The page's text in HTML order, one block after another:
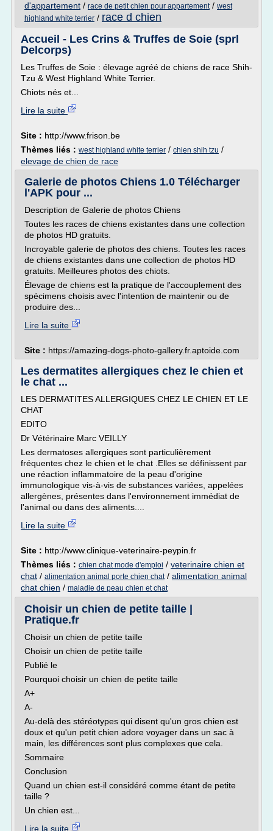
d'appartement / race de petit chien pour appartement/ west
highland white terrier / race d chien
Accueil - Les Crins & Truffes de Soie (sprl
Delcorps)
Les Truffes de Soie : élevage agréé de chiens de race Shih-
Tzu & West Highland White Terrier.
Chiots nés et...
Lire la suite
Site : http://www.frison.be
Thèmes liés : west highland white terrier / chien shih tzu /
elevage de chien de race
Galerie de photos Chiens 1.0 Télécharger
l'APK pour ...
Description de Galerie de photos Chiens
Toutes les races de chiens existantes dans une collection
de photos HD gratuits.
Incroyable galerie de photos des chiens. Toutes les races
de chiens existantes dans une collection de photos HD
gratuits. Meilleures photos des chiots.
Élevage de chiens est la pratique de l'accouplement des
spécimens choisis avec l'intention de maintenir ou de
produire des...
Lire la suite
Site : https://amazing-dogs-photo-gallery.fr.aptoide.com
Les dermatites allergiques chez le chien et
le chat ...
LES DERMATITES ALLERGIQUES CHEZ LE CHIEN ET LE
CHAT
EDITO
Dr Vétérinaire Marc VEILLY
Les dermatoses allergiques sont particulièrement
fréquentes chez le chien et le chat .Elles se définissent par
une réaction inflammatoire de la peau d'origine
immunologique vis-à-vis de substances variées, appelées
allergènes, présentes dans l'environnement immédiat de
l'animal ou dans des aliments....
Lire la suite
Site : http://www.clinique-veterinaire-peypin.fr
Thèmes liés : chien chat mode d'emploi / veterinaire chien et
chat / alimentation animal porte chien chat/ alimentation animal
chat chien / maladie de peau chien et chat
Choisir un chien de petite taille |
Pratique.fr
Choisir un chien de petite taille
Choisir un chien de petite taille
Publié le
Pourquoi choisir un chien de petite taille
A+
A-
Au-delà des stéréotypes qui disent qu'un gros chien est
doux et qu'un petit chien adore voyager dans un sac à
main, les différences sont plus complexes que cela.
Sommaire
Conclusion
Quand un chien est-il considéré comme étant de petite
taille ?
Un chien est...
Lire la suite